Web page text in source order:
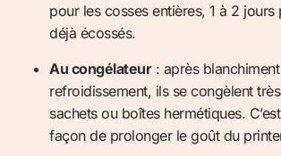
pour les cosses entières, 1 à 2 jours
déjà écossés.
Au congélateur: après
refroidissement, ils se congèlent
sachets ou boîtes hermétiques.
façon de prolonger le goût du